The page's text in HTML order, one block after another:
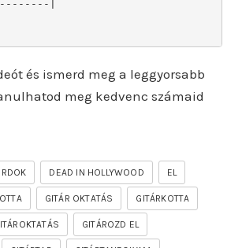
és ismerd meg a leggyorsabb
meg kedvenc számaid
DEAD IN HOLLYWOOD EL
GITÁR OKTATÁS GITÁRKOTTA
GITÁROZD EL